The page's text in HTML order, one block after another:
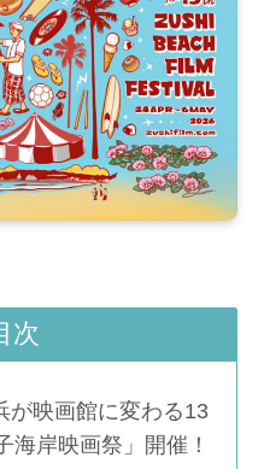
次
が映画館に変わる13
海岸映画祭」開催！